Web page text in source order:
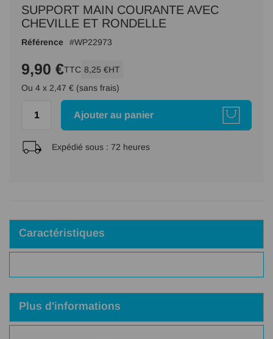
début
Galerie
SUPPORT MAIN COURANTE AVEC
CHEVILLE ET RONDELLE
Référence WP22973
9,90 €TTC 8,25 €HT
Ou 4 x 2,47 € (sans frais)
Ajouter au panier
Expédié sous : 72 heures
Caractéristiques
Plus d'informations